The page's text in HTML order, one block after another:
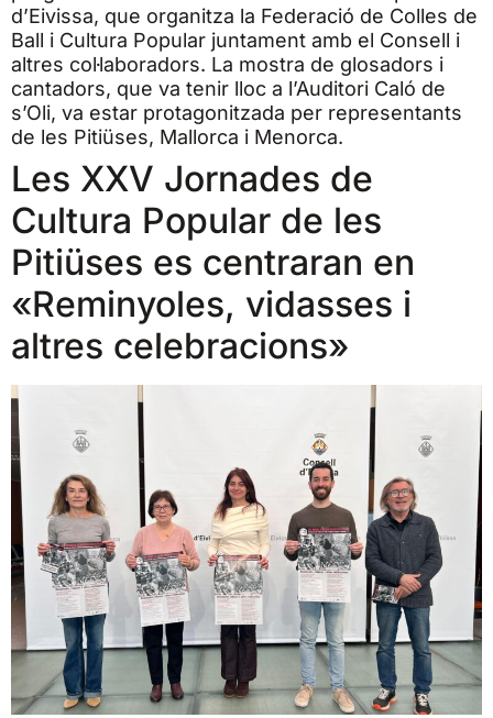
d’Eivissa, que organitza la Federació de Colles de
Ball i Cultura Popular juntament amb el Consell i
altres col·laboradors. La mostra de glosadors i
cantadors, que va tenir lloc a l’Auditori Caló de
s’Oli, va estar protagonitzada per representants
de les Pitiüses, Mallorca i Menorca.
Les XXV Jornades de
Cultura Popular de les
Pitiüses es centraran en
«Reminyoles, vidasses i
altres celebracions»